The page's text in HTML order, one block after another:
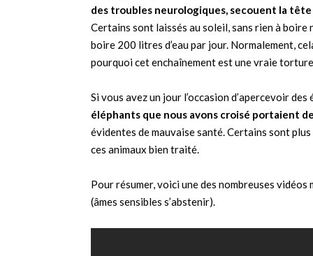
des troubles neurologiques, secouent la tête
Certains sont laissés au soleil, sans rien à
boire 200 litres d’eau par jour. Normalement,
pourquoi cet enchaînement est une vraie
Si vous avez un jour l’occasion d’apercevoir
éléphants que nous avons croisé portaient
évidentes de mauvaise santé. Certains sont
ces animaux bien traité.
Pour résumer, voici une des nombreuses
(âmes sensibles s’abstenir).